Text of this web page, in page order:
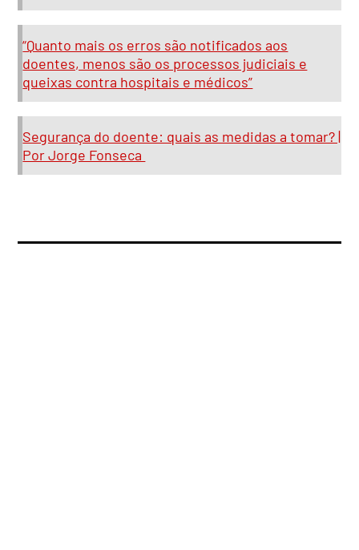
“Quanto mais os erros são notificados aos
doentes, menos são os processos judiciais e
queixas contra hospitais e médicos”
Segurança do doente: quais as medidas a tomar? |
Por Jorge Fonseca